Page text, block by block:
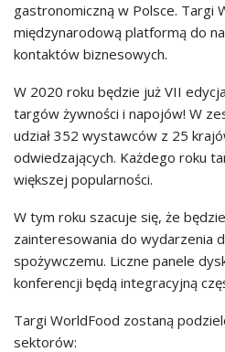
gastronomiczną w Polsce. Targi
międzynarodową platformą do
kontaktów biznesowych.
W 2020 roku będzie już VII
targów żywności i napojów! W
udział 352 wystawców z 25
odwiedzających. Każdego roku
większej popularności.
W tym roku szacuje się, że
zainteresowania do wydarzenia
spożywczemu. Liczne panele
konferencji będą integracyjną
Targi WorldFood zostaną
sektorów: